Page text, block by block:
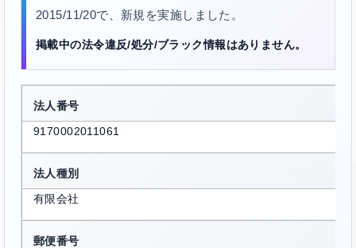
2015/11/20で、新規を実施しました。
掲載中の法令違反/処分/ブラック情報はありません。
法人番号
9170002011061
法人種別
有限会社
郵便番号